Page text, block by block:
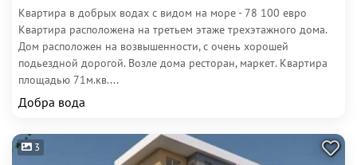
Квартира в добрых водах с видом на море - 78 100 евро
Квартира расположена на третьем этаже трехэтажного дома.
Дом расположен на возвышенности, с очень хорошей
подьездной дорогой. Возле дома ресторан, маркет. Квартира
площадью 71м.кв....
Добра вода
3